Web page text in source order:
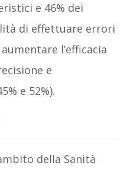
e 46% dei
di effettuare errori
l’efficacia
e
e 52%).
della Sanità